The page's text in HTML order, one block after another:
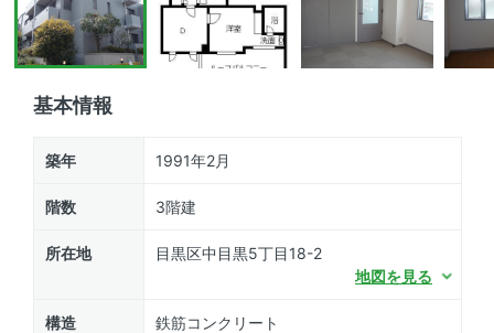
基本情報
築年 1991年2月
階数 3階建
所在地
目黒区中目黒5丁目18-2
地図を見る
構造 鉄筋コンクリート